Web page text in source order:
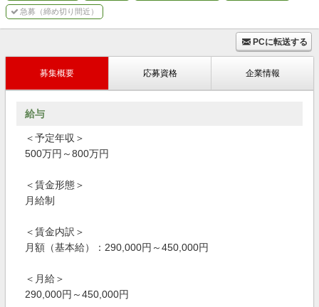
急募（締め切り間近）
PCに転送する
募集概要 応募資格 企業情報
給与
＜予定年収＞
500万円～800万円
＜賃金形態＞
月給制
＜賃金内訳＞
月額（基本給）：290,000円～450,000円
＜月給＞
290,000円～450,000円